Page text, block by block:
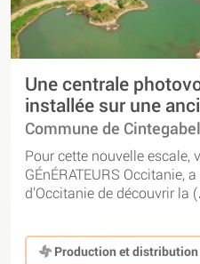
Une centrale
installée sur une
Commune de
Pour cette nouvelle escale,
GÉnÉRATEURS Occitanie,
d’Occitanie de découvrir la
Production et distribution